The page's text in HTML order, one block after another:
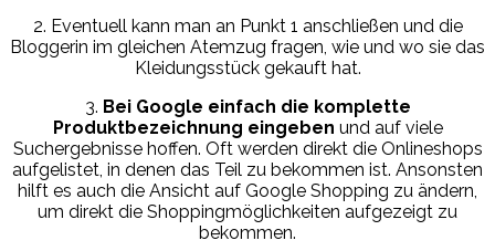
2. Eventuell kann man an Punkt 1 anschließen und die
Bloggerin im gleichen Atemzug fragen, wie und wo sie das
Kleidungsstück gekauft hat.
3. Bei Google einfach die komplette
Produktbezeichnung eingeben und auf viele
Suchergebnisse hoffen. Oft werden direkt die Onlineshops
aufgelistet, in denen das Teil zu bekommen ist. Ansonsten
hilft es auch die Ansicht auf Google Shopping zu ändern,
um direkt die Shoppingmöglichkeiten aufgezeigt zu
bekommen.